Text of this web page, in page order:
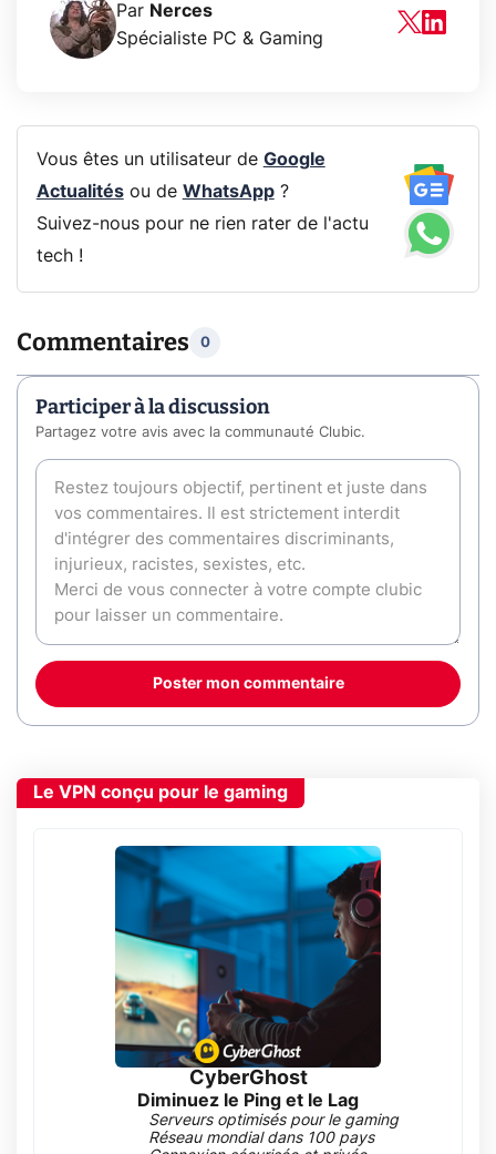
Par Nerces
Spécialiste PC & Gaming
Vous êtes un utilisateur de Google
Actualitésou de WhatsApp?
Suivez-nous pour ne rien rater de l'actu
tech !
Commentaires 0
Participer à la discussion
Partagez votre avis avec la communauté Clubic.
Poster mon commentaire
Le VPN conçu pour le gaming
CyberGhost
Diminuez le Ping et le Lag
Serveurs optimisés pour le gaming
Réseau mondial dans 100 pays